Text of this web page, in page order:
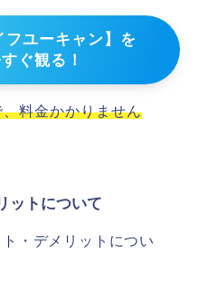
ユーキャン】を
ぐ観る！
料金かかりません
ットについて
・デメリットについ